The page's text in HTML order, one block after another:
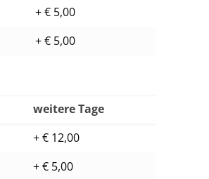
+ € 5,00
+ € 5,00
weitere Tage
+ € 12,00
+ € 5,00